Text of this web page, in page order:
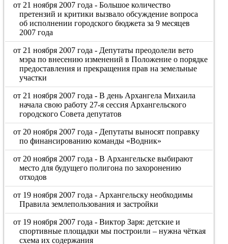
от 21 ноября 2007 года - Большое количество
претензий и критики вызвало обсуждение вопроса
об исполнении городского бюджета за 9 месяцев
2007 года
от 21 ноября 2007 года - Депутаты преодолели вето
мэра по внесению изменений в Положение о порядке
предоставления и прекращения прав на земельные
участки
от 21 ноября 2007 года - В день Архангела Михаила
начала свою работу 27-я сессия Архангельского
городского Совета депутатов
от 20 ноября 2007 года - Депутаты выносят поправку
по финансированию команды «Водник»
от 20 ноября 2007 года - В Архангельске выбирают
место для будущего полигона по захоронению
отходов
от 19 ноября 2007 года - Архангельску необходимы
Правила землепользования и застройки
от 19 ноября 2007 года - Виктор Заря: детские и
спортивные площадки мы построили – нужна чёткая
схема их содержания